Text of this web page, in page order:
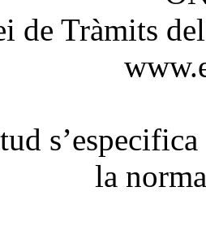
de Tràmits
la